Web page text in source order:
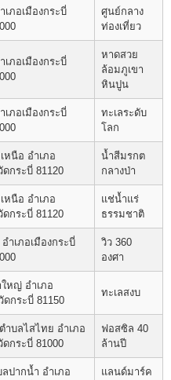
เภอเมืองกระบี่
ศูนย์กลาง
ท่องเที่ยว
เภอเมืองกระบี่
หาดสวย
ล้อมภูเขา
หินปูน
เภอเมืองกระบี่
ทะเลระดับ
โลก
หนือ อำเภอ
กระบี่ 81120
น้ำสีมรกต
กลางป่า
หนือ อำเภอ
กระบี่ 81120
แช่น้ำแร่
ธรรมชาติ
ำเภอเมืองกระบี่
วิว 360
องศา
หญ่ อำเภอ
ดกระบี่ 81150
ทะเลสงบ
บลไสไทย อำเภอ
ดกระบี่ 81000
ฟอสซิล 40
ล้านปี
ปากน้ำ อำเภอ
แลนด์มาร์ค